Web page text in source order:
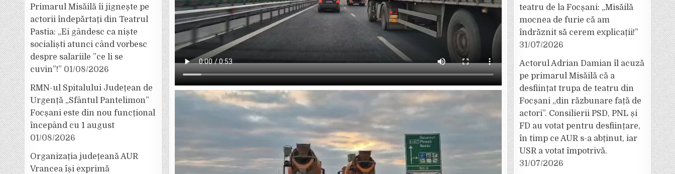
Primarul Misăilă îi jignește pe
actorii îndepărtați din Teatrul
Pastia: „Ei gândesc ca niște
socialiști atunci când vorbesc
despre salariile ”ce li se
cuvin”!” 01/08/2026
RMN-ul Spitalului Județean de
Urgență „Sfântul Pantelimon”
Focșani este din nou funcțional
începând cu 1 august
01/08/2026
Organizația județeană AUR
Vrancea își exprimă
teatru de la Focșani: „Misăilă
mocnea de furie că am
îndrăznit să cerem explicații!”
31/07/2026
Actorul Adrian Damian îl acuză
pe primarul Misăilă că a
desființat trupa de teatru din
Focșani „din răzbunare față de
actori”. Consilierii PSD, PNL și
FD au votat pentru desființare,
în timp ce AUR s-a abținut, iar
USR a votat împotrivă.
31/07/2026